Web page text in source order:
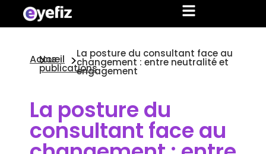
Accueil
>
Nos
publications
>La posture du consultant face au
changement : entre neutralité et
engagement
La posture du
consultant face au